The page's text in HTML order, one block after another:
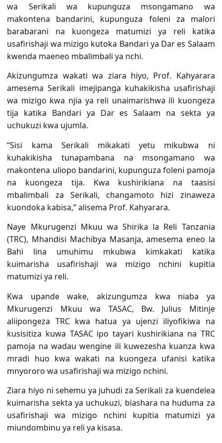
wa Serikali wa kupunguza msongamano wa
makontena bandarini, kupunguza foleni za malori
barabarani na kuongeza matumizi ya reli katika
usafirishaji wa mizigo kutoka Bandari ya Dar es Salaam
kwenda maeneo mbalimbali ya nchi.
Akizungumza wakati wa ziara hiyo, Prof. Kahyarara
amesema Serikali imejipanga kuhakikisha usafirishaji
wa mizigo kwa njia ya reli unaimarishwa ili kuongeza
tija katika Bandari ya Dar es Salaam na sekta ya
uchukuzi kwa ujumla.
“Sisi kama Serikali mikakati yetu mikubwa ni
kuhakikisha tunapambana na msongamano wa
makontena uliopo bandarini, kupunguza foleni pamoja
na kuongeza tija. Kwa kushirikiana na taasisi
mbalimbali za Serikali, changamoto hizi zinaweza
kuondoka kabisa,” alisema Prof. Kahyarara.
Naye Mkurugenzi Mkuu wa Shirika la Reli Tanzania
(TRC), Mhandisi Machibya Masanja, amesema eneo la
Bahi lina umuhimu mkubwa kimkakati katika
kuimarisha usafirishaji wa mizigo nchini kupitia
matumizi ya reli.
Kwa upande wake, akizungumza kwa niaba ya
Mkurugenzi Mkuu wa TASAC, Bw. Julius Mitinje
aliipongeza TRC kwa hatua ya ujenzi iliyofikiwa na
kusisitiza kuwa TASAC ipo tayari kushirikiana na TRC
pamoja na wadau wengine ili kuwezesha kuanza kwa
mradi huo kwa wakati na kuongeza ufanisi katika
mnyororo wa usafirishaji wa mizigo nchini.
Ziara hiyo ni sehemu ya juhudi za Serikali za kuendelea
kuimarisha sekta ya uchukuzi, biashara na huduma za
usafirishaji wa mizigo nchini kupitia matumizi ya
miundombinu ya reli ya kisasa.